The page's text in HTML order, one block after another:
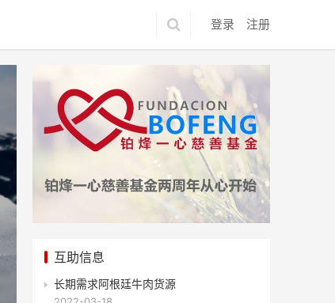
登录 注册
互助信息
长期需求阿根廷牛肉货源